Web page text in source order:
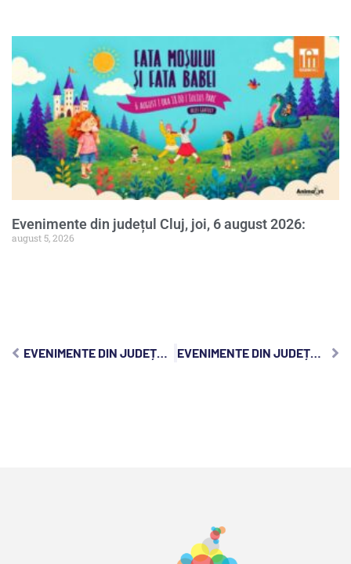
Evenimente din județul Cluj, joi, 6 august 2026:
august 5, 2026